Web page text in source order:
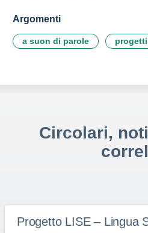
Argomenti
a suon di parole progetti
Circolari,
Progetto LISE – Lingua